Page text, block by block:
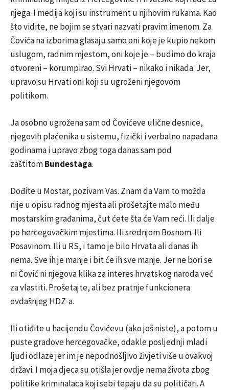
njega. I medija koji su instrument u njihovim rukama. Kao
što vidite, ne bojim se stvari nazvati pravim imenom. Za
Čovića na izborima glasaju samo oni koje je kupio nekom
uslugom, radnim mjestom, oni koje je – budimo do kraja
otvoreni – korumpirao. Svi Hrvati – nikako i nikada. Jer,
upravo su Hrvati oni koji su ugroženi njegovom
politikom.
Ja osobno ugrožena sam od Čovićeve ulične desnice,
njegovih plaćenika u sistemu, fizički i verbalno napadana
godinama i upravo zbog toga danas sam pod
zaštitomBundestaga.
Dođite u Mostar, pozivam Vas. Znam da Vam to možda
nije u opisu radnog mjesta ali prošetajte malo među
mostarskim građanima, čut ćete šta će Vam reći. Ili dalje
po hercegovačkim mjestima. Ili srednjom Bosnom. Ili
Posavinom. Ili u RS, i tamo je bilo Hrvata ali danas ih
nema. Sve ih je manje i bit će ih sve manje. Jer ne bori se
ni Čović ni njegova klika za interes hrvatskog naroda već
za vlastiti. Prošetajte, ali bez pratnje funkcionera
ovdašnjeg HDZ-a.
Ili otiđite u hacijendu Čovićevu (ako još niste), a potom u
puste gradove hercegovačke, odakle posljednji mladi
ljudi odlaze jer im je nepodnošljivo živjeti više u ovakvoj
državi. I moja djeca su otišla jer ovdje nema života zbog
politike kriminalaca koji sebi tepaju da su političari. A